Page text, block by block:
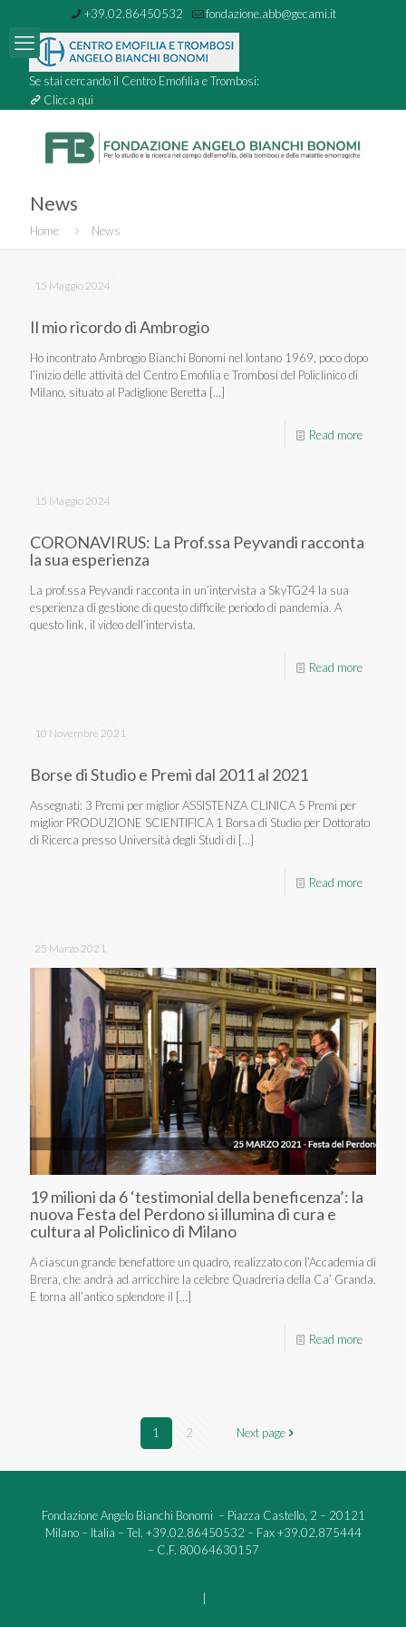
+39.02.86450532 fondazione.abb@gecami.it
Se stai cercando il Centro Emofilia e Trombosi:
Clicca qui
News
Home News
15 Maggio 2024
Il mio ricordo di Ambrogio
Ho incontrato Ambrogio Bianchi Bonomi nel lontano 1969, poco dopo
l’inizio delle attività del Centro Emofilia e Trombosi del Policlinico di
Milano, situato al Padiglione Beretta […]
Read more
15 Maggio 2024
CORONAVIRUS: La Prof.ssa Peyvandi racconta
la sua esperienza
La prof.ssa Peyvandi racconta in un’intervista a SkyTG24 la sua
esperienza di gestione di questo difficile periodo di pandemia. A
questo link, il video dell’intervista.
Read more
10 Novembre 2021
Borse di Studio e Premi dal 2011 al 2021
Assegnati: 3 Premi per miglior ASSISTENZA CLINICA 5 Premi per
miglior PRODUZIONE SCIENTIFICA 1 Borsa di Studio per Dottorato
di Ricerca presso Università degli Studi di […]
Read more
25 Marzo 2021
19 milioni da 6 ‘testimonial della beneficenza’: la
nuova Festa del Perdono si illumina di cura e
cultura al Policlinico di Milano
A ciascun grande benefattore un quadro, realizzato con l’Accademia di
Brera, che andrà ad arricchire la celebre Quadreria della Ca’ Granda.
E torna all’antico splendore il […]
Read more
1 2 Next page
Fondazione Angelo Bianchi Bonomi – Piazza Castello, 2 – 20121
Milano – Italia – Tel. +39.02.86450532 – Fax +39.02.875444
– C.F. 80064630157